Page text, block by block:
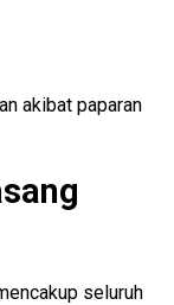
akibat paparan
seluruh